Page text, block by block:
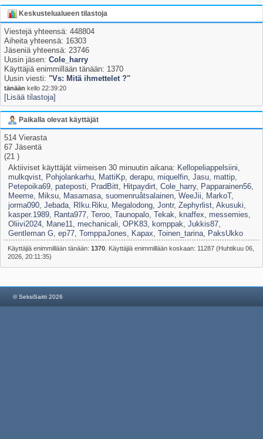
Keskustelualueen tilastoja
Viestejä yhteensä: 448804
Aiheita yhteensä: 16303
Jäseniä yhteensä: 23746
Uusin jäsen: Cole_harry
Käyttäjiä enimmillään tänään: 1370
Uusin viesti: "Vs: Mitä ihmettelet ?"
tänään kello 22:39:20
[Lisää tilastoja]
Paikalla olevat käyttäjät
514 Vierasta
67 Jäsentä
(21 )
Aktiiviset käyttäjät viimeisen 30 minuutin aikana: Kellopeliappelsiini
mulkqvist, Pohjolankarhu, MattiKp, derapu, miquelfin, Jasu, mattip,
Petepoika69, pateposti PradBitt, Hitpaydirt, Cole_harry, Papparainen56,
Meeme, Miksu, Masamasa, suomenruåtsalainen, WeeJii MarkoT,
jorma090, Jebada, RIku.Riku, Megalodong, Jontr, Zephyrlist, Akusuki
kasper.1989, Ranta977, Teroo, Taunopalo, Tekak knaffex messemies
Oliivi2024, Mane11 mechanicali OPK83, komppak Jukkis87,
Gentleman G, ep77, TomppaJones Kapax Toinen_tarina, PaksUkko
Käyttäjiä enimmillään tänään: 1370. Käyttäjiä enimmillään koskaan: 11287 (Huhtikuu 06,
2026, 20:11:35)
© SeksiSaitti 2026